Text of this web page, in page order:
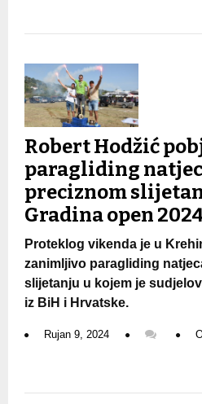
Robert Hodžić
paragliding
preciznom
Gradina open
Proteklog vikenda je u
zanimljivo paragliding
slijetanju u kojem je
iz BiH i Hrvatske.
Rujan 9, 2024